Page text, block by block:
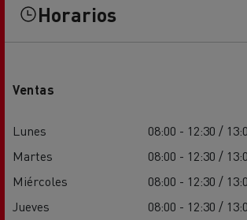
Horarios
Ventas
Lunes
08:00 - 12:30 /
Martes
08:00 - 12:30 /
Miércoles
08:00 - 12:30 /
Jueves
08:00 - 12:30 /